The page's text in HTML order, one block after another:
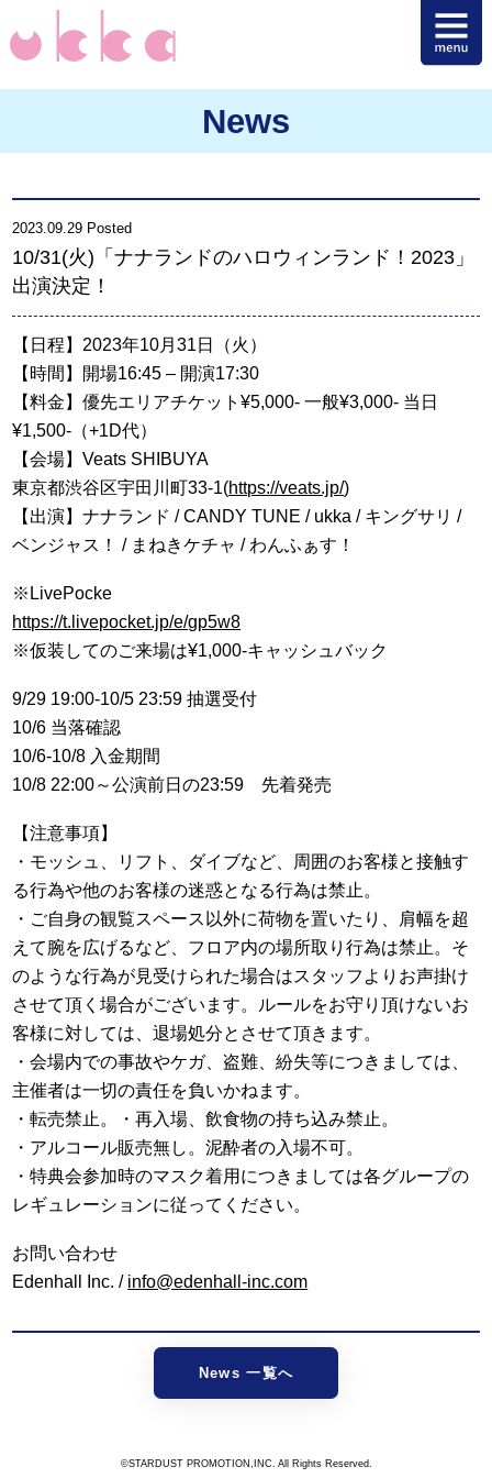
News
2023.09.29 Posted
10/31(火)「ナナランドのハロウィンランド！2023」
出演決定！
【日程】2023年10月31日（火）
【時間】開場16:45 – 開演17:30
【料金】優先エリアチケット¥5,000- 一般¥3,000- 当日
¥1,500-（+1D代）
【会場】Veats SHIBUYA
東京都渋谷区宇田川町33-1(https://veats.jp/)
【出演】ナナランド / CANDY TUNE / ukka / キングサリ /
ベンジャス！ / まねきケチャ / わんふぁす！
※LivePocke
https://t.livepocket.jp/e/gp5w8
※仮装してのご来場は¥1,000-キャッシュバック
9/29 19:00-10/5 23:59 抽選受付
10/6 当落確認
10/6-10/8 入金期間
10/8 22:00～公演前日の23:59 先着発売
【注意事項】
・モッシュ、リフト、ダイブなど、周囲のお客様と接触す
る行為や他のお客様の迷惑となる行為は禁止。
・ご自身の観覧スペース以外に荷物を置いたり、肩幅を超
えて腕を広げるなど、フロア内の場所取り行為は禁止。そ
のような行為が見受けられた場合はスタッフよりお声掛け
させて頂く場合がございます。ルールをお守り頂けないお
客様に対しては、退場処分とさせて頂きます。
・会場内での事故やケガ、盗難、紛失等につきましては、
主催者は一切の責任を負いかねます。
・転売禁止。・再入場、飲食物の持ち込み禁止。
・アルコール販売無し。泥酔者の入場不可。
・特典会参加時のマスク着用につきましては各グループの
レギュレーションに従ってください。
お問い合わせ
Edenhall Inc. / info@edenhall-inc.com
News 一覧へ
©STARDUST PROMOTION,INC. All Rights Reserved.